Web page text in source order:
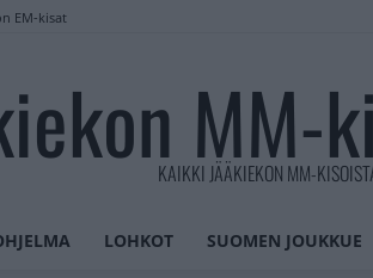
EM-kisat
MM-
KAIKKI JÄÄKIEKON MM-
LOHKOT SUOMEN JOUKKUE